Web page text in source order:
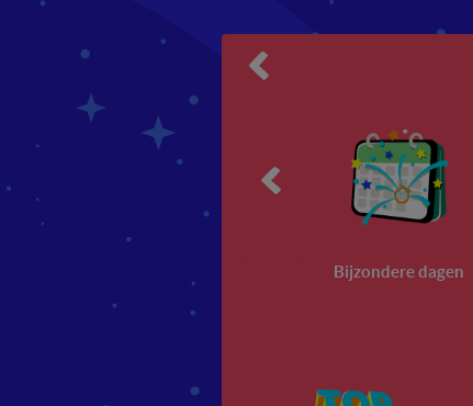
Bijzondere dagen